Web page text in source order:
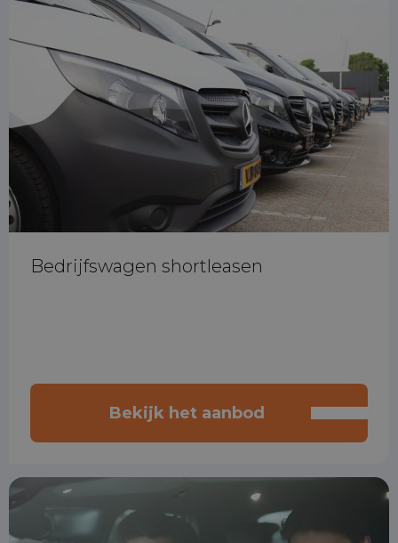
Bedrijfswagen shortleasen
Bekijk het aanbod